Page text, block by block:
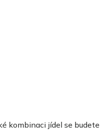
kombinaci jídel se budete